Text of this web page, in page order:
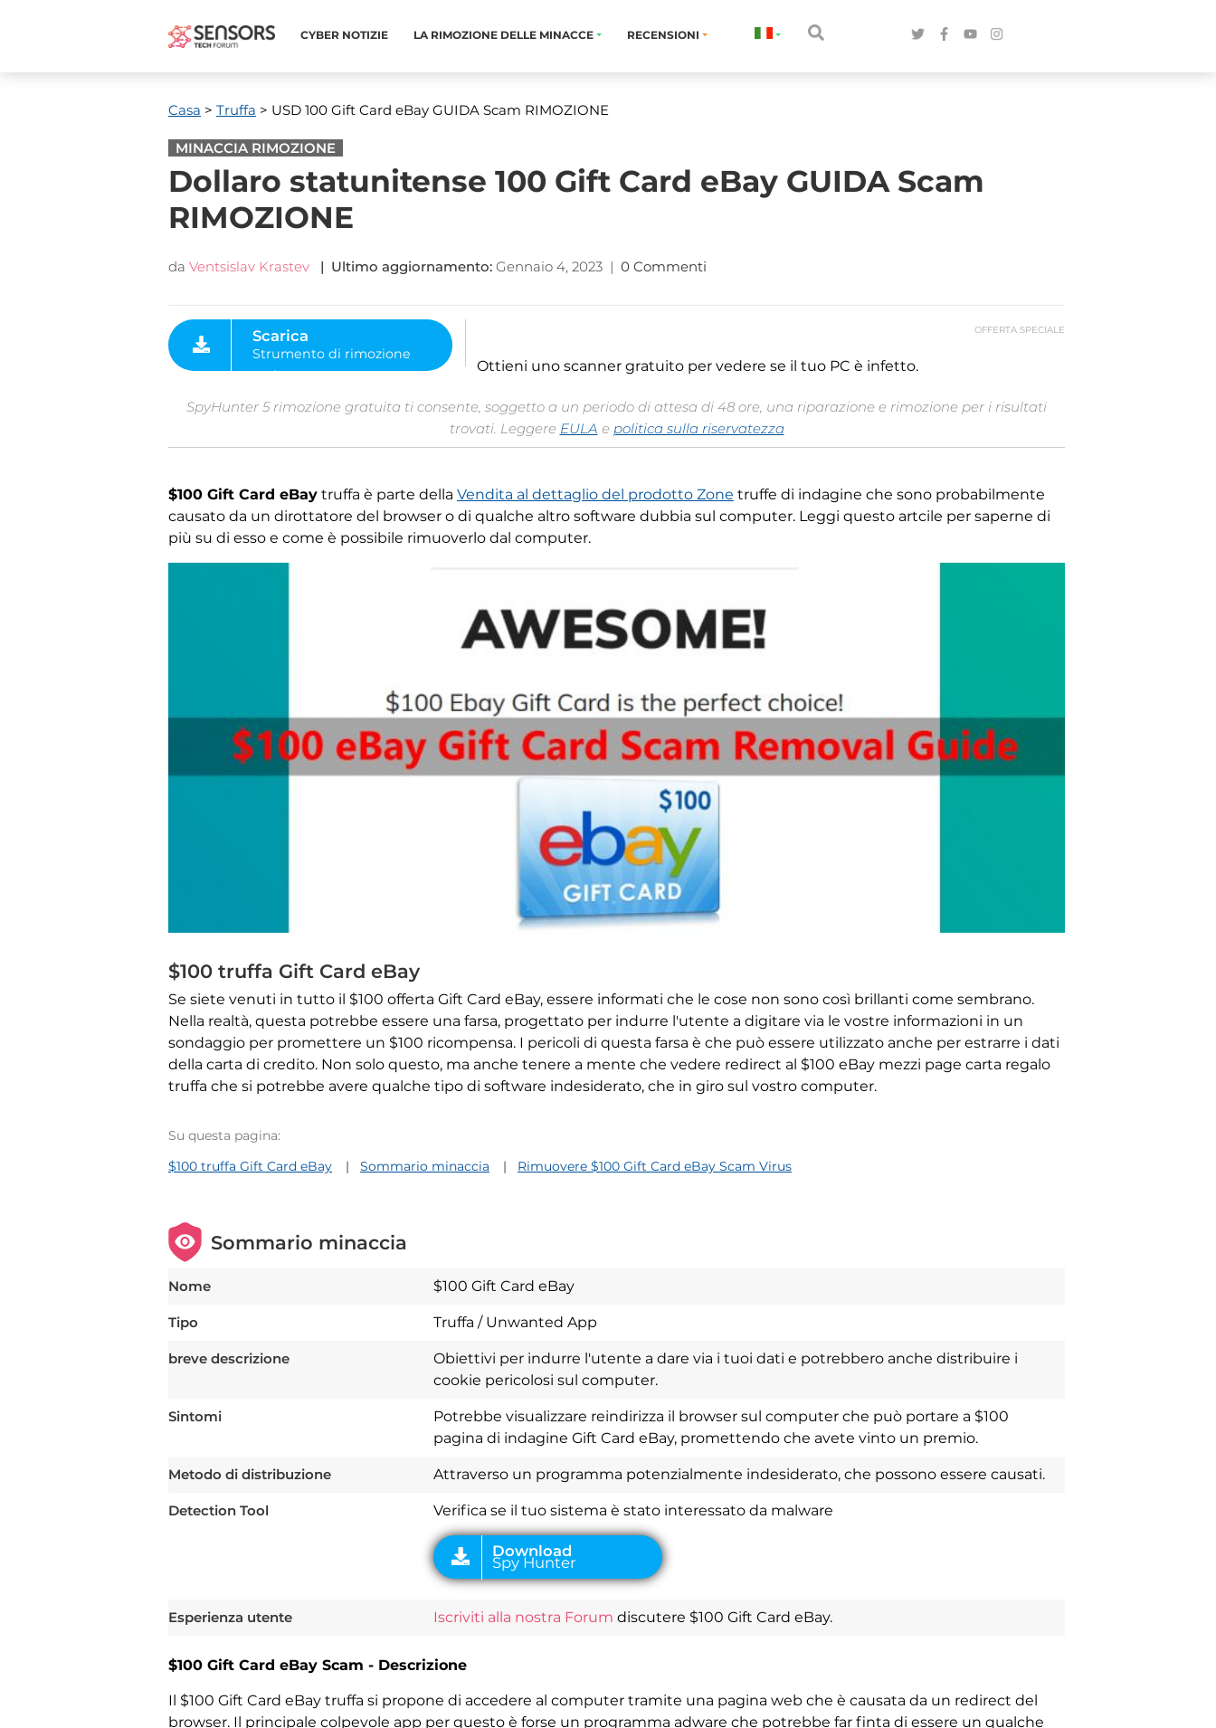
CYBER ​​NOTIZIE LA RIMOZIONE DELLE MINACCE RECENSIONI
Casa > Truffa > USD 100 Gift Card eBay GUIDA Scam RIMOZIONE
MINACCIA RIMOZIONE
Dollaro statunitense 100 Gift Card eBay GUIDA Scam
RIMOZIONE
da Ventsislav Krastev | Ultimo aggiornamento: Gennaio 4, 2023 | 0 Commenti
OFFERTA SPECIALE
Strumento di rimozione
malware
Ottieni uno scanner gratuito per vedere se il tuo PC è infetto.
SpyHunter 5 rimozione gratuita ti consente, soggetto a un periodo di attesa di 48 ore, una riparazione e rimozione per i risultati
trovati. Leggere EULA e politica sulla riservatezza
$100 Gift Card eBay truffa è parte della Vendita al dettaglio del prodotto Zone truffe di indagine che sono probabilmente
causato da un dirottatore del browser o di qualche altro software dubbia sul computer. Leggi questo artcile per saperne di
più su di esso e come è possibile rimuoverlo dal computer.
$100 truffa Gift Card eBay
Se siete venuti in tutto il $100 offerta Gift Card eBay, essere informati che le cose non sono così brillanti come sembrano.
Nella realtà, questa potrebbe essere una farsa, progettato per indurre l'utente a digitare via le vostre informazioni in un
sondaggio per promettere un $100 ricompensa. I pericoli di questa farsa è che può essere utilizzato anche per estrarre i dati
della carta di credito. Non solo questo, ma anche tenere a mente che vedere redirect al $100 eBay mezzi page carta regalo
truffa che si potrebbe avere qualche tipo di software indesiderato, che in giro sul vostro computer.
Su questa pagina:
$100 truffa Gift Card eBay
Sommario minaccia Rimuovere $100 Gift Card eBay Scam Virus
Sommario minaccia
Nome $100 Gift Card eBay
Tipo Truffa / Unwanted App
breve descrizione
Obiettivi per indurre l'utente a dare via i tuoi dati e potrebbero anche distribuire i
cookie pericolosi sul computer.
Sintomi
Potrebbe visualizzare reindirizza il browser sul computer che può portare a $100
pagina di indagine Gift Card eBay, promettendo che avete vinto un premio.
Metodo di distribuzione Attraverso un programma potenzialmente indesiderato, che possono essere causati.
Detection Tool Verifica se il tuo sistema è stato interessato da malware
Download
Spy Hunter
Esperienza utente Iscriviti alla nostra Forum discutere $100 Gift Card eBay.
$100 Gift Card eBay Scam - Descrizione
Il $100 Gift Card eBay truffa si propone di accedere al computer tramite una pagina web che è causata da un redirect del
browser. Il principale colpevole app per questo è forse un programma adware che potrebbe far finta di essere un qualche